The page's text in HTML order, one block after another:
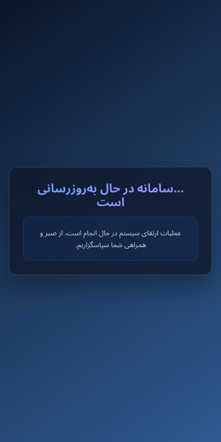
...سامانه در حال به‌روزرسانی
است
عملیات ارتقای سیستم در حال انجام است. از صبر و
همراهی شما سپاسگزاریم.